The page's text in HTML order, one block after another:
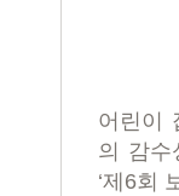
어린이
의 감수
‘제 6회